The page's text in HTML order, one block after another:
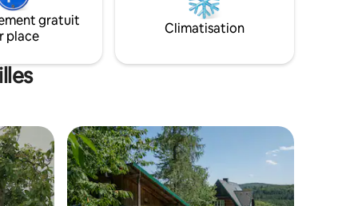
gratuit
place
Climatisation